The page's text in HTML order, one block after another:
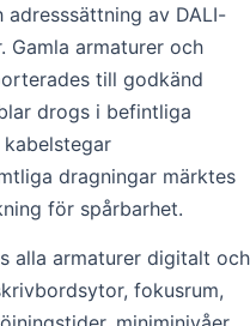
av DALI-
Gamla armaturer och
till godkänd
drogs i befintliga
dragningar märktes
för spårbarhet.
alla armaturer digitalt och
fokusrum,